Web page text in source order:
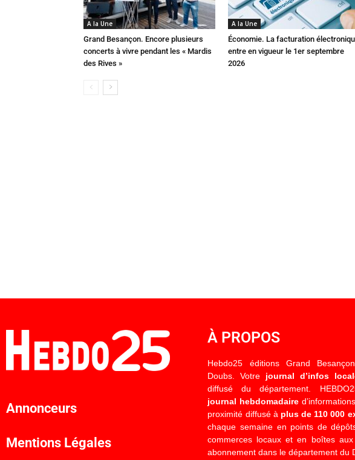
A la Une
Grand Besançon. Encore plusieurs
concerts à vivre pendant les « Mardis
des Rives »
A la Une
Économie. La facturation
entre en vigueur le 1er septembre
2026
Annonceurs
Mentions Légales
À PROPOS
Hebdo25 éditions Grand
Doubs. Votre journal d’infos
diffusé du département.
journal hebdomadaire
proximité diffusé à plus de 110 000
chaque semaine en points de
commerces locaux et en boîtes
abonnement dans le département du